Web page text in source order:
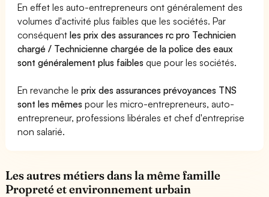
En effet les auto-entrepreneurs ont généralement des
volumes d'activité plus faibles que les sociétés. Par
conséquentles prix des assurances rc pro Technicien
chargé / Technicienne chargée de la police des eaux
sont généralement plus faibles que pour les sociétés.
En revanche leprix des assurances prévoyances TNS
sont les mêmes pour les micro-entrepreneurs, auto-
entrepreneur, professions libérales et chef d'entreprise
non salarié.
Les autres métiers dans la même famille
Propreté et environnement urbain